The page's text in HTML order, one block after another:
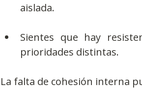
aislada.
Sientes que hay
prioridades distintas.
La falta de cohesión interna